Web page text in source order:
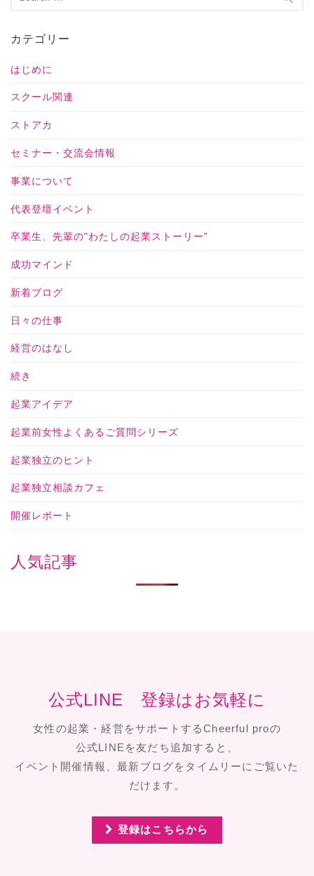
カテゴリー
はじめに
スクール関連
ストアカ
セミナー・交流会情報
事業について
代表登壇イベント
卒業生、先輩の"わたしの起業ストーリー”
成功マインド
新着ブログ
日々の仕事
経営のはなし
続き
起業アイデア
起業前女性よくあるご質問シリーズ
起業独立のヒント
起業独立相談カフェ
開催レポート
人気記事
公式LINE 登録はお気軽に
女性の起業・経営をサポートするCheerful proの
公式LINEを友だち追加すると、
イベント開催情報、最新ブログをタイムリーにご覧いた
だけます。
登録はこちらから